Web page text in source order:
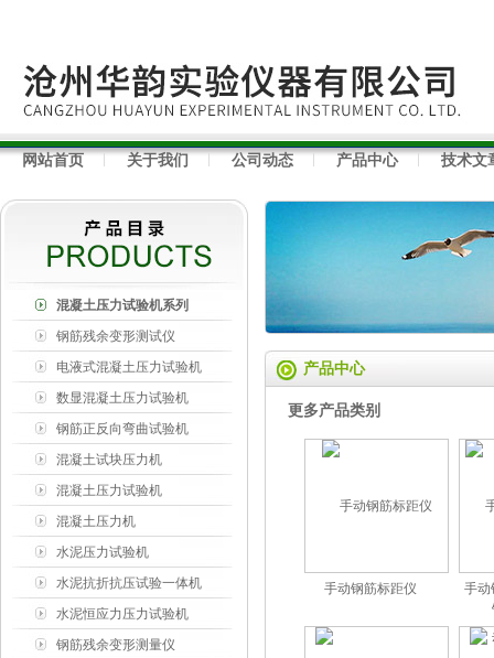
网站首页 关于我们 公司动态 产品中心 技术文
混凝土压力试验机系列
钢筋残余变形测试仪
电液式混凝土压力试验机
数显混凝土压力试验机
钢筋正反向弯曲试验机
混凝土试块压力机
混凝土压力试验机
混凝土压力机
水泥压力试验机
水泥抗折抗压试验一体机
水泥恒应力压力试验机
钢筋残余变形测量仪
产品中心
更多产品类别
手动钢筋标距仪
手动